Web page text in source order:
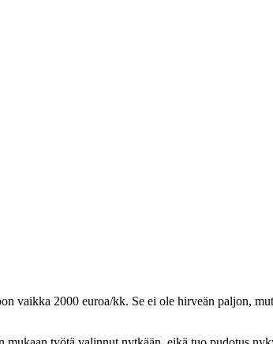
vaikka 2000 euroa/kk. Se ei ole hirveän paljon,